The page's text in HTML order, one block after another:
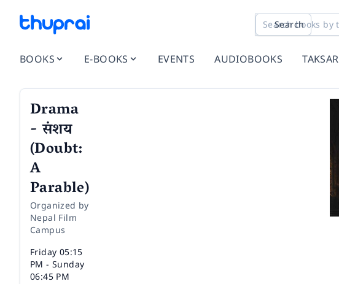
Search
BOOKS E-BOOKS EVENTS AUDIOBOOKS TAKSAR
Drama
- संशय
(Doubt:
A
Parable)
Organized by
Nepal Film
Campus
Time
Friday 05:15
PM - Sunday
06:45 PM